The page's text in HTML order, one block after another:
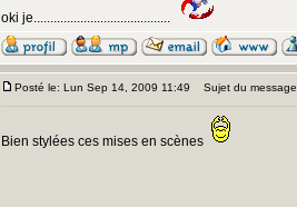
oki je.........................................
Posté le: Lun Sep 14, 2009 11:49 Sujet du
Bien stylées ces mises en scènes